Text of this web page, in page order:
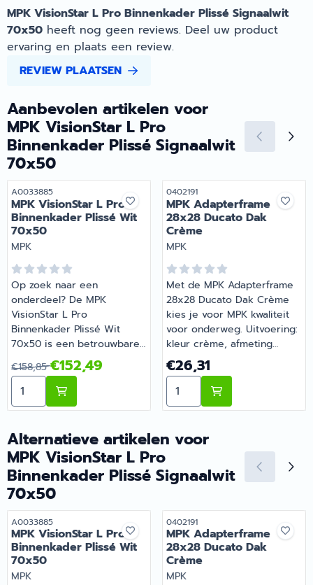
MPK VisionStar L Pro Binnenkader Plissé Signaalwit
70x50 heeft nog geen reviews. Deel uw product
ervaring en plaats een review.
REVIEW PLAATSEN
Aanbevolen artikelen voor
MPK VisionStar L Pro
Binnenkader Plissé Signaalwit
70x50
Artikelnummer
A0033885
MPK VisionStar L Pro
Binnenkader Plissé Wit
70x50
Merk:
MPK
Op zoek naar een
onderdeel? De MPK
VisionStar L Pro
Binnenkader Plissé Wit
70x50 is een betrouwbare
keuze. Uitvoering: kleur wit,
afmeting 70x50. Zo blijft je
camper of caravan goed
onderhouden en compleet.
eenvoudig online bij
Barsema Recreatie, jouw
recreatiespecialist.
Van 158,85 voor 152,49
€158,85€152,49
Aantal kiezen voor MPK VisionStar L Pro Binnenkader
Artikelnummer
0402191
MPK Adapterframe
28x28 Ducato Dak
Crème
Merk:
MPK
Met de MPK Adapterframe
28x28 Ducato Dak Crème
kies je voor MPK kwaliteit
voor onderweg. Uitvoering:
kleur crème, afmeting
28x28. Gemaakt voor
dagelijks gebruik tijdens je
vakanties en weekendtrips.
Barsema Recreatie levert
deskundig advies.
Prijs: 26,31
€26,31
Aantal kiezen voor MPK
Alternatieve artikelen voor
MPK VisionStar L Pro
Binnenkader Plissé Signaalwit
70x50
Artikelnummer
A0033885
MPK VisionStar L Pro
Binnenkader Plissé Wit
70x50
Merk:
MPK
Artikelnummer
0402191
MPK Adapterframe
28x28 Ducato Dak
Crème
Merk:
MPK